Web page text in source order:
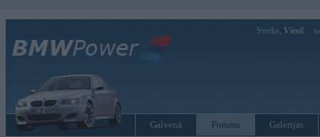
Sveiks, Viesi!
Galvenā Forums Galerijas